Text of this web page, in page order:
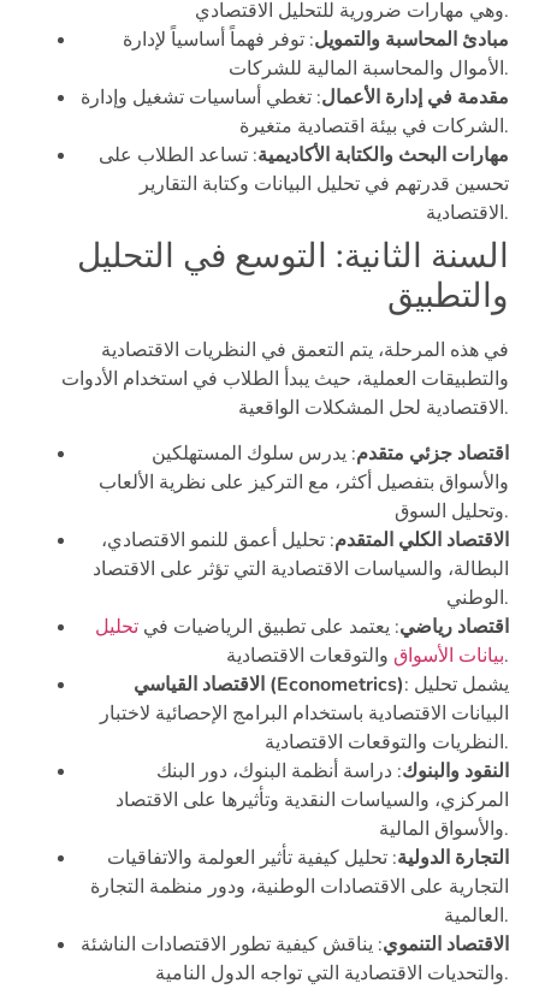
وهي مهارات ضرورية للتحليل الاقتصادي.
مبادئ المحاسبة والتمويل: توفر فهماً أساسياً لإدارة
الأموال والمحاسبة المالية للشركات.
مقدمة في إدارة الأعمال: تغطي أساسيات تشغيل وإدارة
الشركات في بيئة اقتصادية متغيرة.
مهارات البحث والكتابة الأكاديمية: تساعد الطلاب على
تحسين قدرتهم في تحليل البيانات وكتابة التقارير
الاقتصادية.
السنة الثانية: التوسع في التحليل
والتطبيق
في هذه المرحلة، يتم التعمق في النظريات الاقتصادية
والتطبيقات العملية، حيث يبدأ الطلاب في استخدام الأدوات
الاقتصادية لحل المشكلات الواقعية.
اقتصاد جزئي متقدم: يدرس سلوك المستهلكين
والأسواق بتفصيل أكثر، مع التركيز على نظرية الألعاب
وتحليل السوق.
الاقتصاد الكلي المتقدم: تحليل أعمق للنمو الاقتصادي،
البطالة، والسياسات الاقتصادية التي تؤثر على الاقتصاد
الوطني.
اقتصاد رياضي: يعتمد على تطبيق الرياضيات في تحليل
بيانات الأسواقوالتوقعات الاقتصادية.
الاقتصاد القياسي (Econometrics): يشمل تحليل
البيانات الاقتصادية باستخدام البرامج الإحصائية لاختبار
النظريات والتوقعات الاقتصادية.
النقود والبنوك: دراسة أنظمة البنوك، دور البنك
المركزي، والسياسات النقدية وتأثيرها على الاقتصاد
والأسواق المالية.
التجارة الدولية: تحليل كيفية تأثير العولمة والاتفاقيات
التجارية على الاقتصادات الوطنية، ودور منظمة التجارة
العالمية.
الاقتصاد التنموي: يناقش كيفية تطور الاقتصادات الناشئة
والتحديات الاقتصادية التي تواجه الدول النامية.